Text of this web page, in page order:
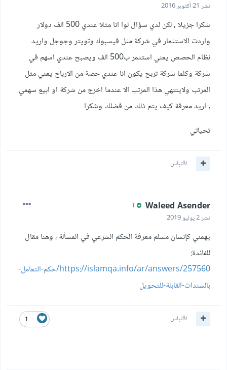
نشر 21 أكتوبر 2016
شكرا جزيلا , لكن لدي سؤال لوا انا مثلا عندي 500 الف دولار
واردت الاستثمار في شركة مثل فيسبوك وتويتر وجوجل واريد
نظام الحصص يعني استثمر ب500 الف ويصبح عندي اسهم في
شركة وكلما شركة تربح يكون انا عندي حصة من الارباح يعني مثل
المرتب ولاينتهي هذا المرتب الا عندما اخرج من شركة او ابيع سهمي
, اريد معرفة كيف يتم ذلك من فضلك وشكرا
تحياتي
اقتباس
Waleed Asender
نشر2 يوليو 2019
يهمني كإنسان مسلم معرفة الحكم الشرعي في المسألة ، وهنا مقال
للفائدة:
https://islamqa.info/ar/answers/257560/حكم-التعامل-
بالسندات-القابلة-للتحويل
1 اقتباس